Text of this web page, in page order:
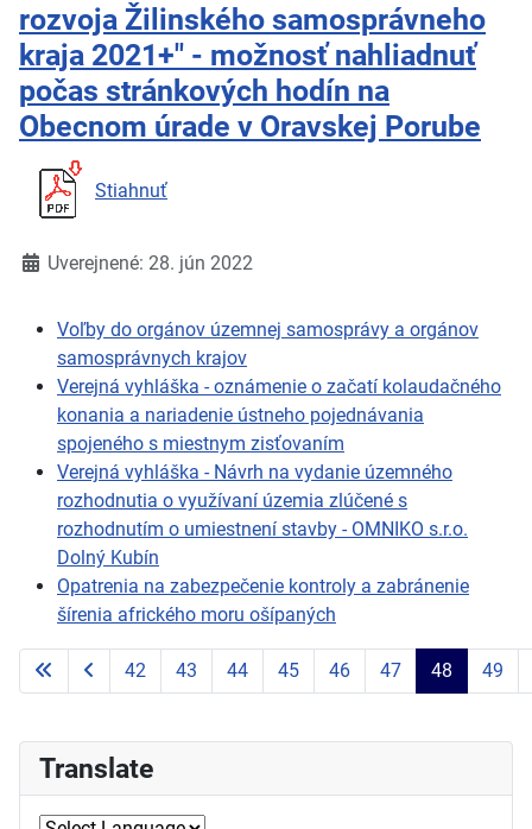
Translate
rozvoja Žilinského samosprávneho
kraja 2021+" - možnosť nahliadnuť
počas stránkových hodín na
Obecnom úrade v Oravskej Porube
Stiahnuť
DetailyUverejnené: 28. jún 2022
Voľby do orgánov územnej samosprávy a orgánov
samosprávnych krajov
Verejná vyhláška - oznámenie o začatí kolaudačného
konania a nariadenie ústneho pojednávania
spojeného s miestnym zisťovaním
Verejná vyhláška - Návrh na vydanie územného
rozhodnutia o využívaní územia zlúčené s
rozhodnutím o umiestnení stavby - OMNIKO s.r.o.
Dolný Kubín
Opatrenia na zabezpečenie kontroly a zabránenie
šírenia afrického moru ošípaných
Strana 48 z 51
42 43 44 45 46 47 48 49